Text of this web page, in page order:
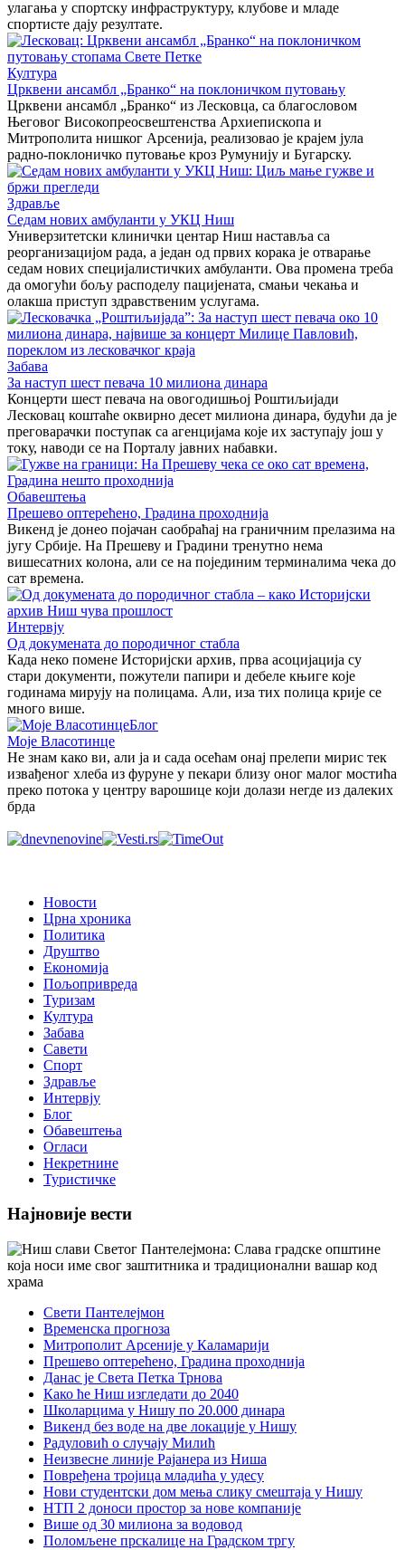
улагања у спортску инфраструктуру, клубове и младе
спортисте дају резултате.
Култура
Црквени ансамбл „Бранко“ на поклоничком путовању
Црквени ансамбл „Бранко“ из Лесковца, са благословом
Његовог Високопреосвештенства Архиепископа и
Митрополита нишког Арсенија, реализовао је крајем јула
радно-поклоничко путовање кроз Румунију и Бугарску.
Здравље
Седам нових амбуланти у УКЦ Ниш
Универзитетски клинички центар Ниш наставља са
реорганизацијом рада, а један од првих корака је отварање
седам нових специјалистичких амбуланти. Ова промена треба
да омогући бољу расподелу пацијената, смањи чекања и
олакша приступ здравственим услугама.
Забава
За наступ шест певача 10 милиона динара
Концерти шест певача на овогодишњој Роштиљијади
Лесковац коштаће оквирно десет милиона динара, будући да је
преговарачки поступак са агенцијама које их заступају још у
току, наводи се на Порталу јавних набавки.
Обавештења
Прешево оптерећено, Градина проходнија
Викенд је донео појачан саобраћај на граничним прелазима на
југу Србије. На Прешеву и Градини тренутно нема
вишесатних колона, али се на појединим терминалима чека до
сат времена.
Интервју
Од докумената до породичног стабла
Када неко помене Историјски архив, прва асоцијација су
стари документи, пожутели папири и дебеле књиге које
годинама мирују на полицама. Али, иза тих полица крије се
много више.
Блог
Моје Власотинце
Не знам како ви, али ја и сада осећам онај прелепи мирис тек
извађеног хлеба из фуруне у пекари близу оног малог мостића
преко потока у центру варошице који долази негде из далеких
брда
Новости
Црна хроника
Политика
Друштво
Економија
Пољопривреда
Туризам
Култура
Забава
Савети
Спорт
Здравље
Интервју
Блог
Обавештења
Огласи
Некретнине
Туристичке
Најновије вести
Свети Пантелејмон
Временска прогноза
Митрополит Арсеније у Каламарији
Прешево оптерећено, Градина проходнија
Данас је Света Петка Трнова
Како ће Ниш изгледати до 2040
Школарцима у Нишу по 20.000 динара
Викенд без воде на две локације у Нишу
Радуловић о случају Милић
Неизвесне линије Рајанера из Ниша
Повређена тројица младића у удесу
Нови студентски дом мења слику смештаја у Нишу
НТП 2 доноси простор за нове компаније
Више од 30 милиона за водовод
Поломљене прскалице на Градском тргу